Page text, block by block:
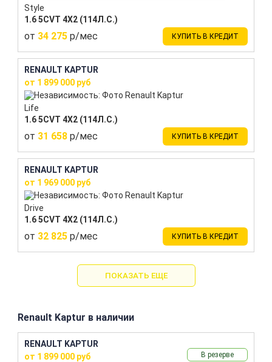
Style
1.6 5CVT 4X2 (114Л.С.)
от 34 275 р/мес КУПИТЬ В КРЕДИТ
RENAULT KAPTUR
от 1 899 000 руб
Life
1.6 5CVT 4X2 (114Л.С.)
от 31 658 р/мес КУПИТЬ В КРЕДИТ
RENAULT KAPTUR
от 1 969 000 руб
Drive
1.6 5CVT 4X2 (114Л.С.)
от 32 825 р/мес КУПИТЬ В КРЕДИТ
ПОКАЗАТЬ ЕЩЕ
Renault Kaptur в наличии
RENAULT KAPTUR
от 1 899 000 руб
В резерве